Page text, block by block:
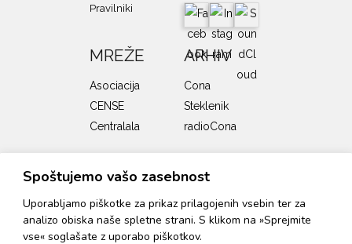
Spoštujemo vašo zasebnost
Uporabljamo piškotke za prikaz prilagojenih vsebin ter za
analizo obiska naše spletne strani. S klikom na »Sprejmite
vse« soglašate z uporabo piškotkov.
Pravilniki
MREŽE
Asociacija
CENSE
Centralala
ARHIV
Cona
Steklenik
radioCona
SOFINANCERJI
Program zavoda Cona podpirata Ministrstvo za kulturo